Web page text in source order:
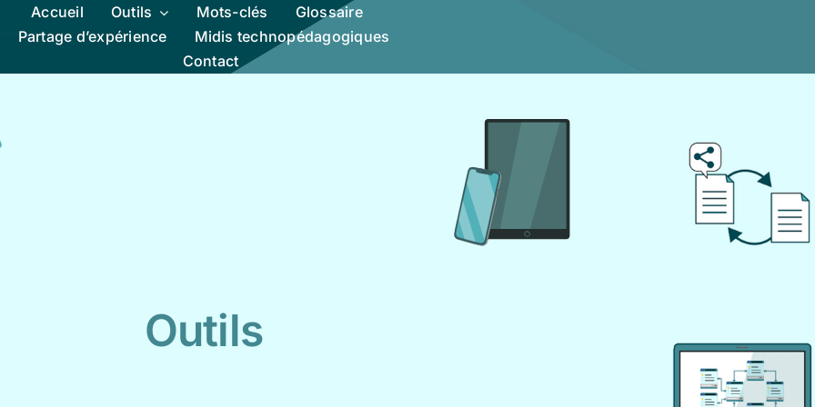
Accueil Outils Mots-clés
Glossaire
Partage d’expérience
Midis technopédagogiques
Contact
Outils